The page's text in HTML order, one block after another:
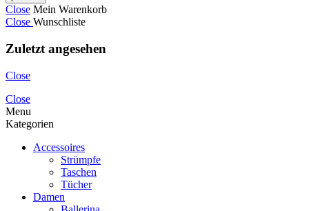
Close Mein Warenkorb
Close Wunschliste
Zuletzt angesehen
Close
Close
Menu
Kategorien
Accessoires
Strümpfe
Taschen
Tücher
Damen